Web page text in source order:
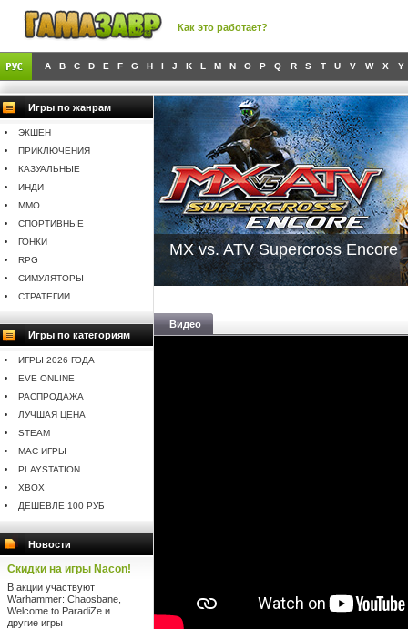
Как это работает?
A B C D E F G H I J K L M N O P Q R S T U V W X Y
Игры по жанрам
ЭКШЕН
ПРИКЛЮЧЕНИЯ
КАЗУАЛЬНЫЕ
ИНДИ
MMO
СПОРТИВНЫЕ
ГОНКИ
RPG
СИМУЛЯТОРЫ
СТРАТЕГИИ
Игры по категориям
ИГРЫ 2026 ГОДА
EVE ONLINE
РАСПРОДАЖА
ЛУЧШАЯ ЦЕНА
STEAM
MAC ИГРЫ
PLAYSTATION
XBOX
ДЕШЕВЛЕ 100 РУБ
Новости
Скидки на игры Nacon!
В акции участвуют
Warhammer: Chaosbane,
Welcome to ParadiZe и
другие игры
MX vs. ATV Supercross Encore
Видео